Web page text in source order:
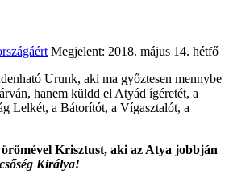
Megjelent: 2018. május 14. hétfő
Urunk, aki ma győztesen mennybe
hanem küldd el Atyád ígéretét, a
Lelkét, a Bátorítót, a Vígasztalót, a
Krisztust, aki az Atya jobbján
Királya!